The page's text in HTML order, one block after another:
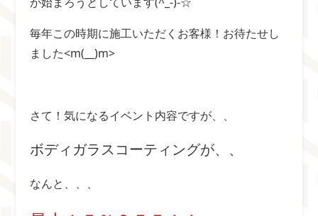
毎年この時期に施工いただくお客様！お待たせし
ました<m(__)m>
さて！気になるイベント内容ですが、、
ボディガラスコーティングが、、
なんと、、、